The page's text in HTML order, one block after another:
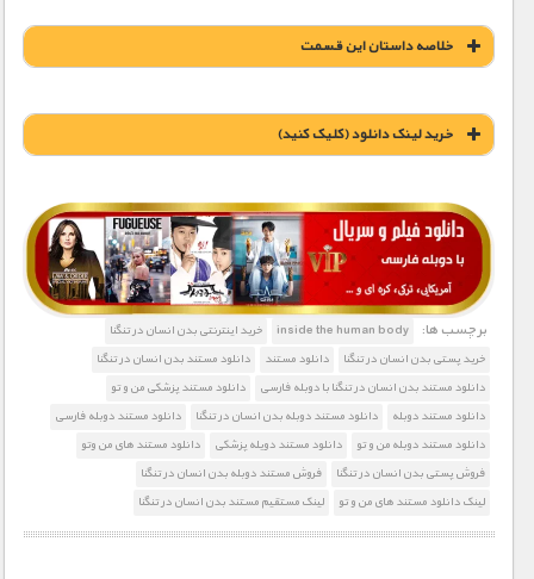
خلاصه داستان این قسمت
خريد لينک دانلود (کليک کنيد)
1900 تومان – خريد لينک دانلود (افزودن به سبد خريد)
برچسب ها: inside the human body
خرید اینترنتی بدن انسان در تنگنا
خرید پستی بدن انسان در تنگنا
دانلود مستند
دانلود مستند بدن انسان در تنگنا
دانلود مستند بدن انسان در تنگنا با دوبله فارسی
دانلود مستند پزشکی من و تو
دانلود مستند دوبله
دانلود مستند دوبله بدن انسان در تنگنا
دانلود مستند دوبله فارسی
دانلود مستند دوبله من و تو
دانلود مستند دویله پزشکی
دانلود مستند های من وتو
فروش پستی بدن انسان در تنگنا
فروش مستند دوبله بدن انسان در تنگنا
لینک دانلود مستند های من و تو
لینک مستقیم مستند بدن انسان در تنگنا